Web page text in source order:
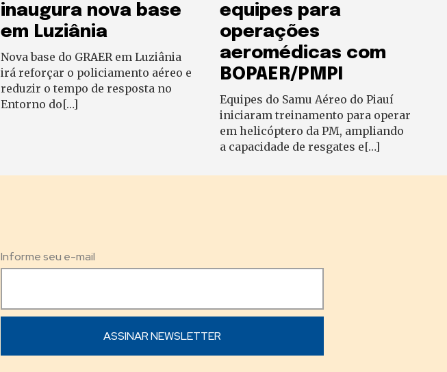
inaugura nova base
em Luziânia
Nova base do GRAER em Luziânia
irá reforçar o policiamento aéreo e
reduzir o tempo de resposta no
Entorno do[…]
equipes para
operações
aeromédicas com
BOPAER/PMPI
Equipes do Samu Aéreo do Piauí
iniciaram treinamento para operar
em helicóptero da PM, ampliando
a capacidade de resgates e[…]
Informe seu e-mail